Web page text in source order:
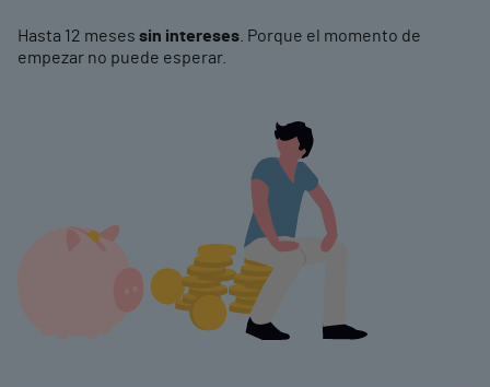
Hasta 12 meses sin intereses . Porque el momento de
empezar no puede esperar.